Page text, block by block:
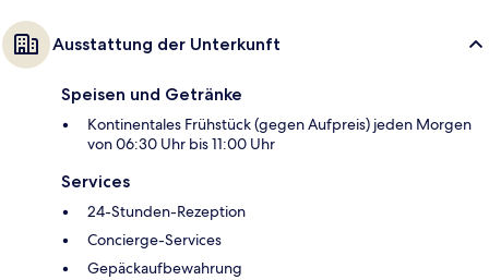
Ausstattung der Unterkunft
Speisen und Getränke
Kontinentales Frühstück (gegen Aufpreis) jeden Morgen
von 06:30 Uhr bis 11:00 Uhr
Services
24-Stunden-Rezeption
Concierge-Services
Gepäckaufbewahrung